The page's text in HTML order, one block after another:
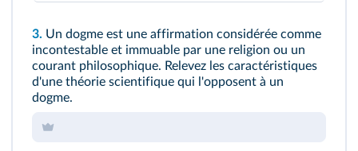
3. Un dogme est une affirmation considérée comme
incontestable et immuable par une religion ou un
courant philosophique. Relevez les caractéristiques
d'une théorie scientifique qui l'opposent à un
dogme.